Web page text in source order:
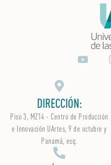
DIRECCIÓN:
Piso 3, MZ14 - Centro de Producción
e Innovación UArtes, 9 de octubre y
Panamá, esq.